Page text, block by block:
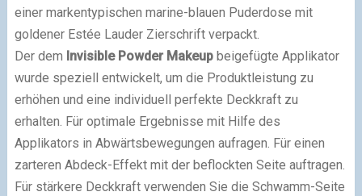
einer markentypischen marine-blauen Puderdose mit
goldener Estée Lauder Zierschrift verpackt.
Der dem Invisible Powder Makeup beigefügte Applikator
wurde speziell entwickelt, um die Produktleistung zu
erhöhen und eine individuell perfekte Deckkraft zu
erhalten. Für optimale Ergebnisse mit Hilfe des
Applikators in Abwärtsbewegungen aufragen. Für einen
zarteren Abdeck-Effekt mit der beflockten Seite auftragen.
Für stärkere Deckkraft verwenden Sie die Schwamm-Seite